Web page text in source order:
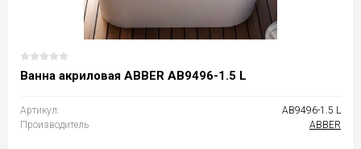
Ванна акриловая ABBER AB9496-1.5 L
Артикул:
AB9496-1.5 L
Производитель
ABBER